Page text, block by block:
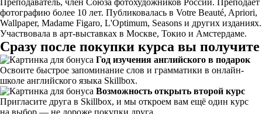
Преподаватель, член Союза фотохудожников России. Преподаёт
фотографию более 10 лет. Публиковалась в Votre Beauté, Apriori,
Wallpaper, Madame Figaro, L'Optimum, Seasons и других изданиях.
Участвовала в арт-выставках в Москве, Токио и Амстердаме.
Сразу после покупки курса вы получите
Год изучения английского в подарок
Освоите быстрое запоминание слов и грамматики в онлайн-
школе английского языка Skillbox.
Возможность открыть второй курс
Пригласите друга в Skillbox, и мы откроем вам ещё один курс
на выбор — не дороже покупки друга.